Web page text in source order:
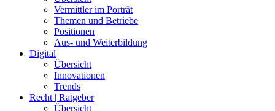
Vermittler im Porträt
Themen und Betriebe
Positionen
Aus- und Weiterbildung
Digital
Übersicht
Innovationen
Trends
Recht | Ratgeber
Übersicht